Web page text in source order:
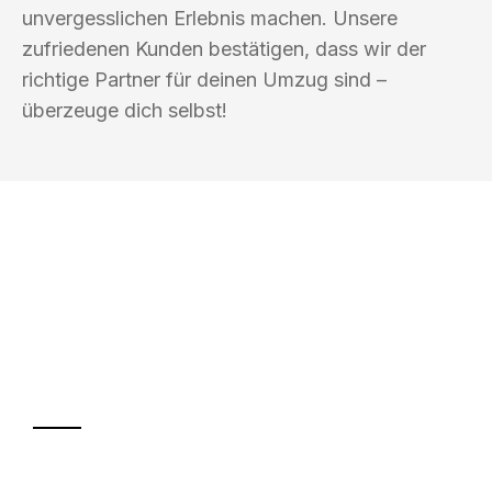
unvergesslichen Erlebnis machen. Unsere
zufriedenen Kunden bestätigen, dass wir der
richtige Partner für deinen Umzug sind –
überzeuge dich selbst!